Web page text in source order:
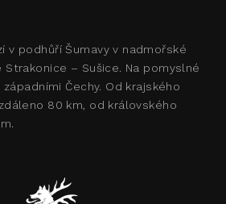
v podhůří Šumavy v nadmořské
Strakonice – Sušice. Na pomyslné
Čechy. Od krajského
80 km, od královského